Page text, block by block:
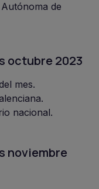
de
octubre 2023
mes.
nacional.
noviembre